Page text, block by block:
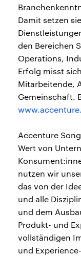
Damit setzen
den Bereichen
Operations,
Erfolg misst
Mitarbeitende,
Gemeinschaft.
Accenture
Wert von
nutzen wir
das von der
und alle
und dem
Produkt- und
vollständigen
und